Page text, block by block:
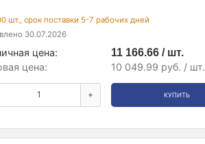
шт., срок поставки 5-7 рабочих дней
30.07.2026
цена:
11 166.66 / шт.
цена:
10 049.99 руб. / шт.
+ КУПИТЬ